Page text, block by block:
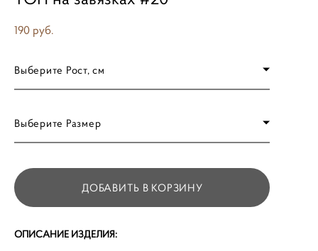
190 pуб.
Выберите Рост, см
Выберите Размер
ДОБАВИТЬ В КОРЗИНУ
ОПИСАНИЕ ИЗДЕЛИЯ: